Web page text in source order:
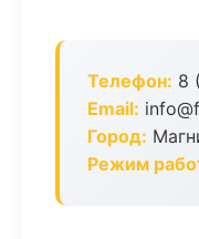
Телефон: 8
Email:
Город:
Режим